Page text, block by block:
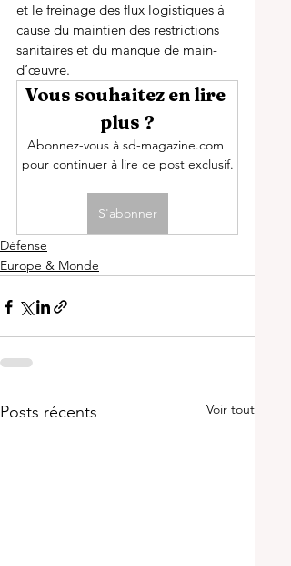
et le freinage des flux logistiques à
cause du maintien des restrictions
sanitaires et du manque de main-
d’œuvre.
Vous souhaitez en lire
plus ?
Abonnez-vous à sd-magazine.com
pour continuer à lire ce post exclusif.
S'abonner
Défense
Europe & Monde
Posts récents Voir tout